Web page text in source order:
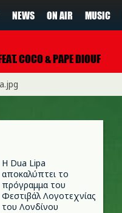
NEWS ON AIR MUSIC
COCO & PAPE DIOUF
Η Dua Lipa
αποκαλύπτει το
πρόγραμμα του
Φεστιβάλ Λογοτεχνίας
του Λονδίνου